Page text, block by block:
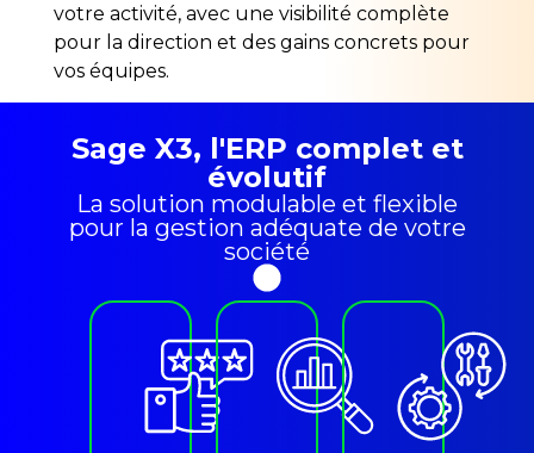
votre activité, avec une visibilité complète
pour la direction et des gains concrets pour
vos équipes.
Sage X3, l'ERP complet et
évolutif
La solution modulable et flexible
pour la gestion adéquate de votre
société